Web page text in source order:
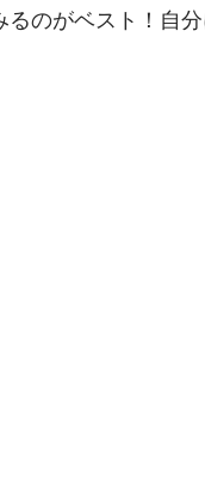
のがベスト！自